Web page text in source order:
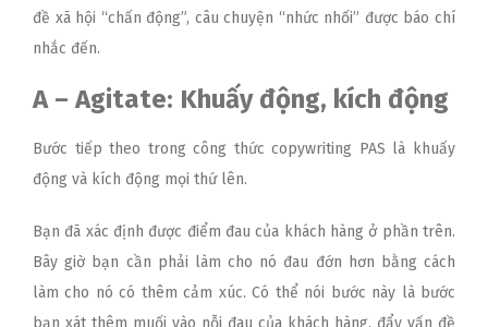
đề xã hội “chấn động”, câu chuyện “nhức nhối” được báo chí
nhắc đến.
A – Agitate: Khuấy động, kích động
Bước tiếp theo trong công thức copywriting PAS là khuấy
động và kích động mọi thứ lên.
Bạn đã xác định được điểm đau của khách hàng ở phần trên.
Bây giờ bạn cần phải làm cho nó đau đớn hơn bằng cách
làm cho nó có thêm cảm xúc. Có thể nói bước này là bước
bạn xát thêm muối vào nỗi đau của khách hàng, đẩy vấn đề